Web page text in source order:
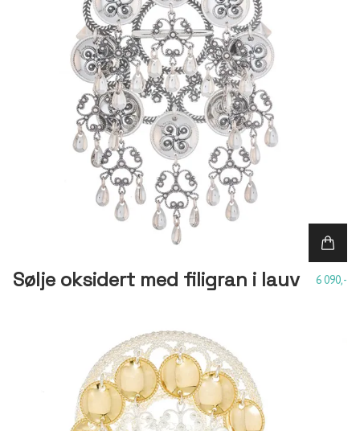
Sølje oksidert med filigran i lauv 6 090,-